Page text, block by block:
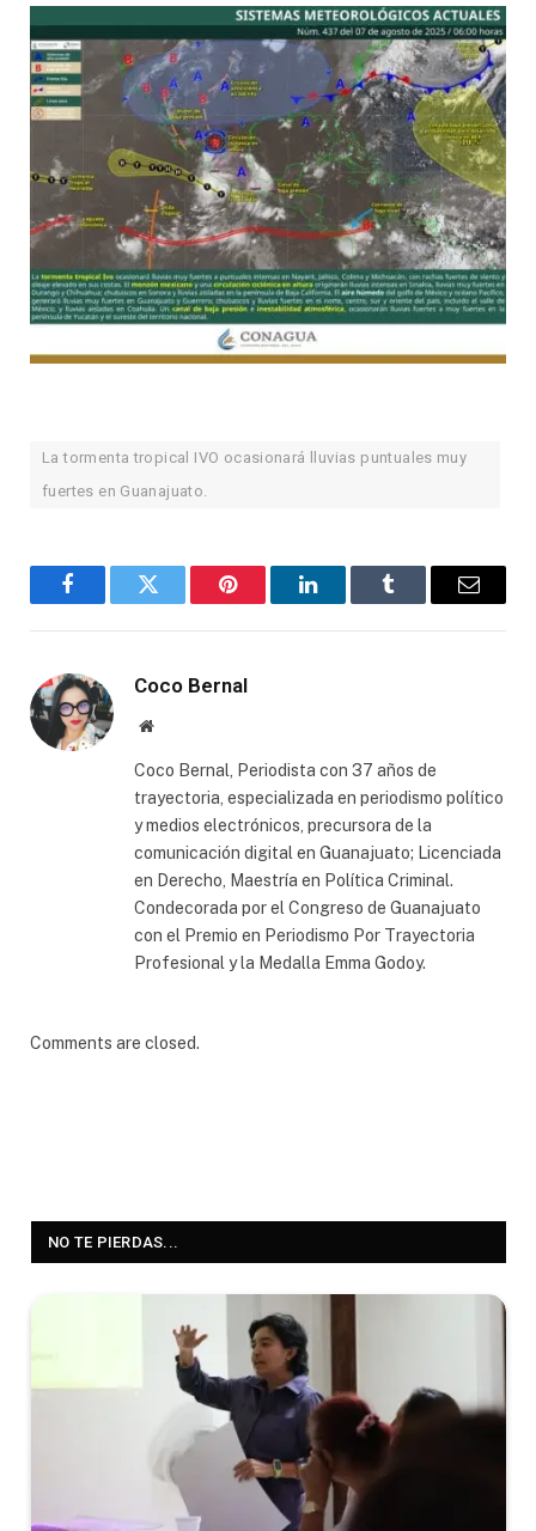
La tormenta tropical IVO ocasionará lluvias puntuales muy
fuertes en Guanajuato.
FacebookTwitter Pinterest LinkedInTumblr Email
Coco Bernal
Website
Coco Bernal, Periodista con 37 años de
trayectoria, especializada en periodismo político
y medios electrónicos, precursora de la
comunicación digital en Guanajuato; Licenciada
en Derecho, Maestría en Política Criminal.
Condecorada por el Congreso de Guanajuato
con el Premio en Periodismo Por Trayectoria
Profesional y la Medalla Emma Godoy.
Comments are closed.
NO TE PIERDAS...